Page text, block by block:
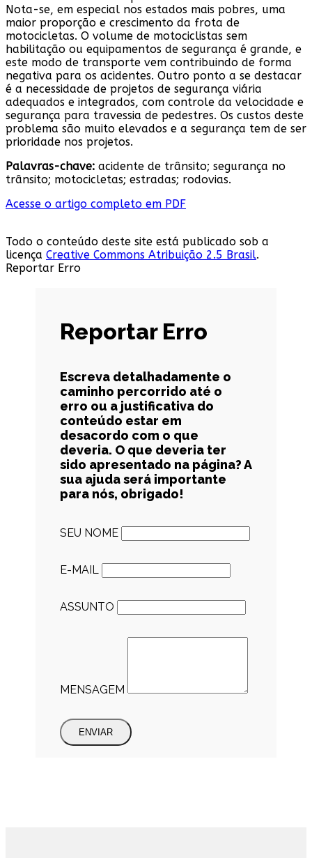
Nota-se, em especial nos estados mais pobres, uma
maior proporção e crescimento da frota de
motocicletas. O volume de motociclistas sem
habilitação ou equipamentos de segurança é grande, e
este modo de transporte vem contribuindo de forma
negativa para os acidentes. Outro ponto a se destacar
é a necessidade de projetos de segurança viária
adequados e integrados, com controle da velocidade e
segurança para travessia de pedestres. Os custos deste
problema são muito elevados e a segurança tem de ser
prioridade nos projetos.
Palavras-chave: acidente de trânsito; segurança no
trânsito; motocicletas; estradas; rodovias.
Acesse o artigo completo em PDF
Todo o conteúdo deste site está publicado sob a
licença Creative Commons Atribuição 2.5 Brasil.
Reportar Erro
Reportar Erro
Escreva detalhadamente o
caminho percorrido até o
erro ou a justificativa do
conteúdo estar em
desacordo com o que
deveria. O que deveria ter
sido apresentado na página? A
sua ajuda será importante
para nós, obrigado!
SEU NOME
E-MAIL
ASSUNTO
MENSAGEM
ENVIAR